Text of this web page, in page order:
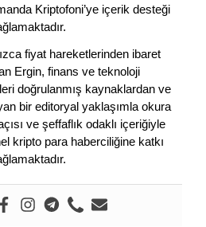
Kriptofoni’ye içerik desteği
fiyat hareketlerinden ibaret
Ergin, finans ve teknoloji
doğrulanmış kaynaklardan ve
bir editoryal yaklaşımla okura
ve şeffaflık odaklı içeriğiyle
kripto para haberciliğine katkı